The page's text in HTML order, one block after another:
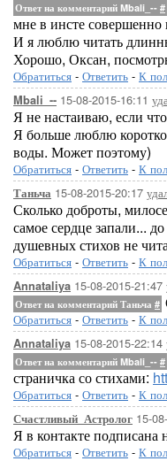
Ответ на комментарий Mbali_-- #
мне в инсте совершенно
И я люблю читать
Хорошо, Оксан,
Обратиться - Ответить - К
Mbali_-- 15-08-2015-16:11
Я не настаиваю, если
Я больше люблю
воды. Может поэтому)
Обратиться - Ответить - К
Таньча 15-08-2015-20:17
Сколько доброты,
самое сердце запали...
душевных стихов не
Обратиться - Ответить - К
Annataliya 15-08-2015-21:47
Ответ на комментарий Таньча #
Обратиться - Ответить - К
Annataliya 15-08-2015-22:14
Ответ на комментарий Mbali_-- #
страничка со стихами:
Обратиться - Ответить - К
Счастливый_Астролог 15-
Я в контакте подписана
Обратиться - Ответить - К